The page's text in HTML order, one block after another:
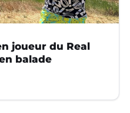
joueur du Real
balade